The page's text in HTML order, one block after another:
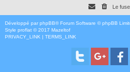
Le
Développé par phpBB® Forum Software © phpBB
Style proflat © 2017 Mazeltof
PRIVACY_LINK | TERMS_LINK